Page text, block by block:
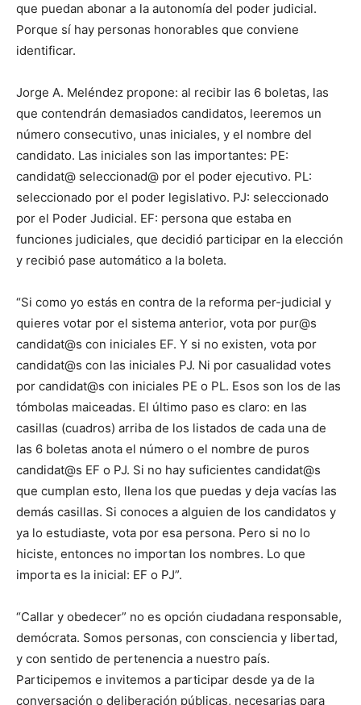
que puedan abonar a la autonomía del poder judicial.
Porque sí hay personas honorables que conviene
identificar.
Jorge A. Meléndez propone: al recibir las 6 boletas, las
que contendrán demasiados candidatos, leeremos un
número consecutivo, unas iniciales, y el nombre del
candidato. Las iniciales son las importantes: PE:
candidat@ seleccionad@ por el poder ejecutivo. PL:
seleccionado por el poder legislativo. PJ: seleccionado
por el Poder Judicial. EF: persona que estaba en
funciones judiciales, que decidió participar en la elección
y recibió pase automático a la boleta.
“Si como yo estás en contra de la reforma per-judicial y
quieres votar por el sistema anterior, vota por pur@s
candidat@s con iniciales EF. Y si no existen, vota por
candidat@s con las iniciales PJ. Ni por casualidad votes
por candidat@s con iniciales PE o PL. Esos son los de las
tómbolas maiceadas. El último paso es claro: en las
casillas (cuadros) arriba de los listados de cada una de
las 6 boletas anota el número o el nombre de puros
candidat@s EF o PJ. Si no hay suficientes candidat@s
que cumplan esto, llena los que puedas y deja vacías las
demás casillas. Si conoces a alguien de los candidatos y
ya lo estudiaste, vota por esa persona. Pero si no lo
hiciste, entonces no importan los nombres. Lo que
importa es la inicial: EF o PJ”.
“Callar y obedecer” no es opción ciudadana responsable,
demócrata. Somos personas, con consciencia y libertad,
y con sentido de pertenencia a nuestro país.
Participemos e invitemos a participar desde ya de la
conversación o deliberación públicas, necesarias para